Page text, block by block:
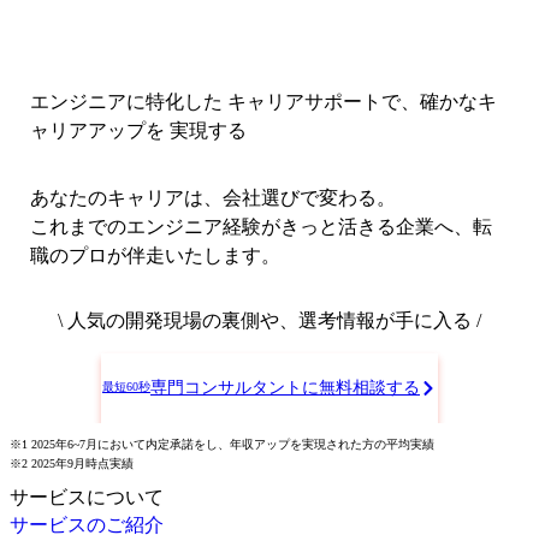
エンジニアに特化した キャリアサポートで、 確かなキ
ャリアアップを 実現する
あなたのキャリアは、会社選びで変わる。
これまでのエンジニア経験がきっと活きる企業へ、転
職のプロが伴走いたします。
\ 人気の開発現場の裏側や、選考情報が手に入る /
最短60秒専門コンサルタントに無料相談する
※1 2025年6~7月において内定承諾をし、年収アップを実現された方の平均実績
※2 2025年9月時点実績
サービスについて
サービスのご紹介